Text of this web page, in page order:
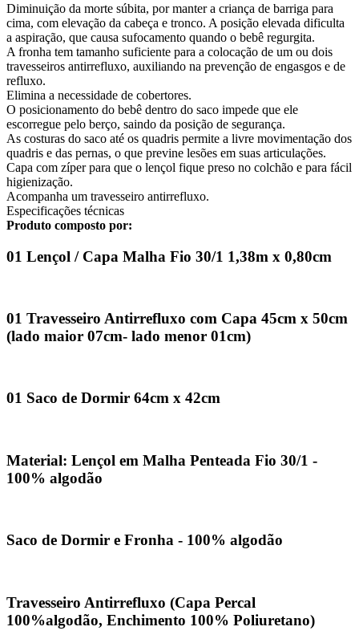
Diminuição da morte súbita, por manter a criança de barriga para
cima, com elevação da cabeça e tronco. A posição elevada dificulta
a aspiração, que causa sufocamento quando o bebê regurgita.
A fronha tem tamanho suficiente para a colocação de um ou dois
travesseiros antirrefluxo, auxiliando na prevenção de engasgos e de
refluxo.
Elimina a necessidade de cobertores.
O posicionamento do bebê dentro do saco impede que ele
escorregue pelo berço, saindo da posição de segurança.
As costuras do saco até os quadris permite a livre movimentação dos
quadris e das pernas, o que previne lesões em suas articulações.
Capa com zíper para que o lençol fique preso no colchão e para fácil
higienização.
Acompanha um travesseiro antirrefluxo.
Especificações técnicas
Produto composto por:
01 Lençol / Capa Malha Fio 30/1 1,38m x 0,80cm
01 Travesseiro Antirrefluxo com Capa 45cm x 50cm
(lado maior 07cm- lado menor 01cm)
01 Saco de Dormir 64cm x 42cm
Material: Lençol em Malha Penteada Fio 30/1 -
100% algodão
Saco de Dormir e Fronha - 100% algodão
Travesseiro Antirrefluxo (Capa Percal
100%algodão, Enchimento 100% Poliuretano)